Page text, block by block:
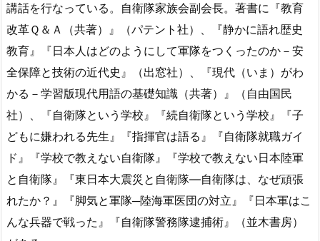
講話を行なっている。自衛隊家族会副会長。著書に『教育
改革Ｑ＆Ａ（共著）』（パテント社）、『静かに語れ歴史
教育』『日本人はどのようにして軍隊をつくったのか－安
全保障と技術の近代史』（出窓社）、『現代（いま）がわ
かる－学習版現代用語の基礎知識（共著）』（自由国民
社）、『自衛隊という学校』『続自衛隊という学校』『子
どもに嫌われる先生』『指揮官は語る』『自衛隊就職ガイ
ド』『学校で教えない自衛隊』『学校で教えない日本陸軍
と自衛隊』『東日本大震災と自衛隊—自衛隊は、なぜ頑張
れたか？』『脚気と軍隊─陸海軍医団の対立』『日本軍はこ
んな兵器で戦った』『自衛隊警務隊逮捕術』（並木書房）